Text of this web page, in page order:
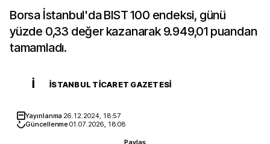
Borsa İstanbul'da BIST 100 endeksi, günü
yüzde 0,33 değer kazanarak 9.949,01 puandan
tamamladı.
İ İSTANBUL TICARET GAZETESI
Yayınlanma 26.12.2024, 18:57
Güncellenme01.07.2026, 18:08
Paylaş